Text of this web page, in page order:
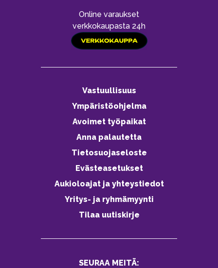
Online varaukset
verkkokaupasta 24h
Vastuullisuus
Ympäristöohjelma
Avoimet työpaikat
Anna palautetta
Tietosuojaseloste
Evästeasetukset
Aukioloajat ja yhteystiedot
Yritys- ja ryhmämyynti
Tilaa uutiskirje
SEURAA MEITÄ: